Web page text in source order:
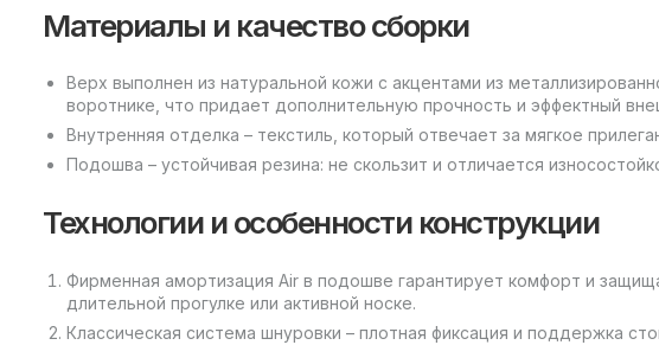
Материалы и качество сборки
Верх выполнен из натуральной кожи с акцентами из
воротнике, что придает дополнительную прочность и эффектный
Внутренняя отделка – текстиль, который отвечает за мягкое
Подошва – устойчивая резина: не скользит и отличается
Технологии и особенности конструкции
Фирменная амортизация Air в подошве гарантирует комфорт и
длительной прогулке или активной носке.
Классическая система шнуровки – плотная фиксация и поддержка